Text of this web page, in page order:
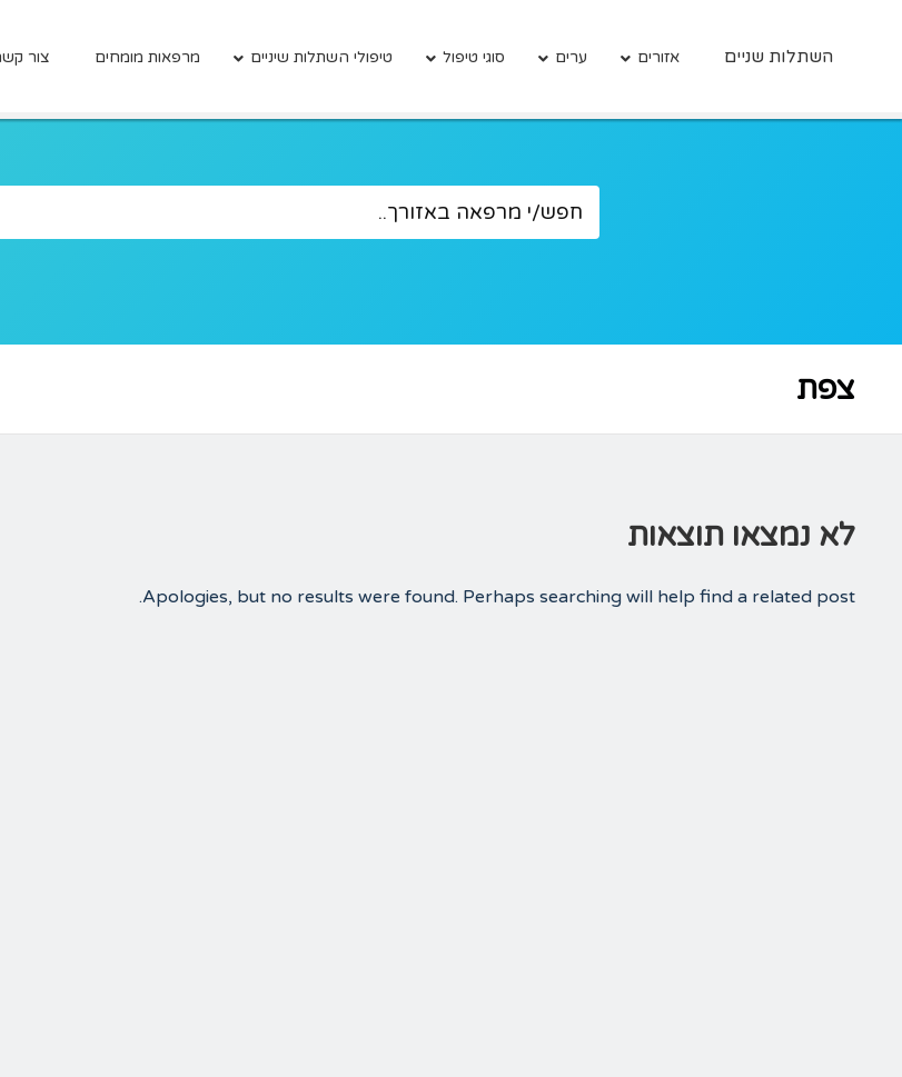
השתלות שניים אזורים ערים סוגי טיפול טיפולי השתלות שיניים מרפאות מומחים צור
צפת
לא נמצאו תוצאות
Apologies, but no results were found. Perhaps searching will help find a related post.